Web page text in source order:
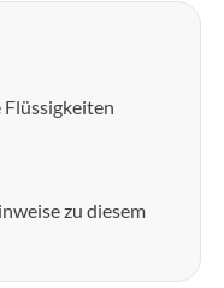
Flüssigkeiten
zu diesem